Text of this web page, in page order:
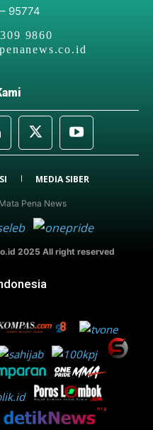
95774
9860
MEDIA SIBER
Pena News
2025 All right reserved